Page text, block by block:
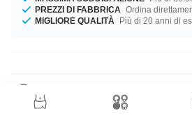
PREZZI DI FABBRICA Ordina
MIGLIORE QUALITÀ
Più di 20 anni di
I diametri da 4 mm a 50 mm sono in stock.